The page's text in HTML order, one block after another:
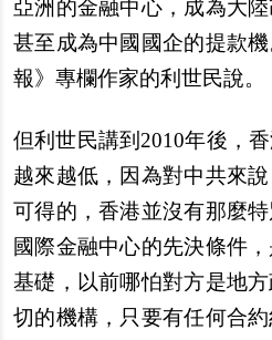
亞洲的金融中心，成為大
甚至成為中國國企的提款
報》專欄作家的利世民說。
但利世民講到2010年後，
越來越低，因為對中共來
可得的，香港並沒有那麼
國際金融中心的先決條件
基礎，以前哪怕對方是地
切的機構，只要有任何合